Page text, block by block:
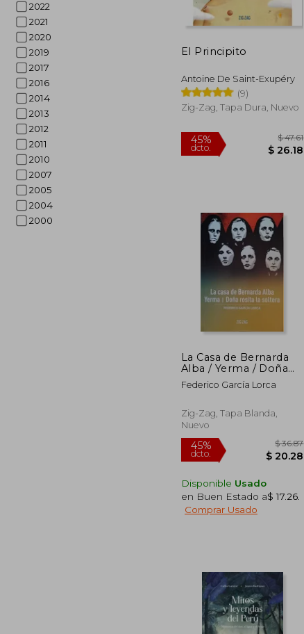
2022
2021
2020
2019
2017
2016
2014
2013
2012
2011
2010
2007
2005
2004
2000
El Principito
Antoine De Saint-Exupéry
(9)
Zig-Zag, Tapa Dura, Nuevo
45%
dcto.
La Casa de Bernarda
Alba / Yerma / Doña
Rosita la Soltera
Federico García Lorca
Zig-Zag, Tapa Blanda,
Nuevo
Disponible Usado
en Buen Estado a$ 17.26
Comprar Usado